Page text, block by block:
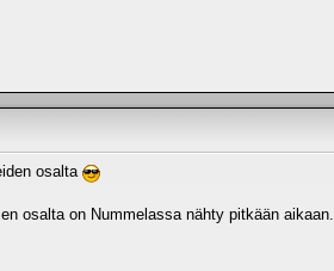
osalta
osalta on Nummelassa nähty pitkään aikaan.